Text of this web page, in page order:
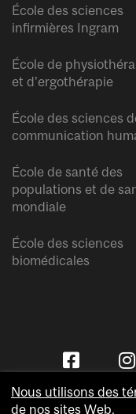
École des sciences
infirmières Ingram
École de
et d’ergothérapie
École des sciences
communication
École de santé des
populations et de
mondiale
École des sciences
biomédicales
Nous utilisons des
de nos sites Web.